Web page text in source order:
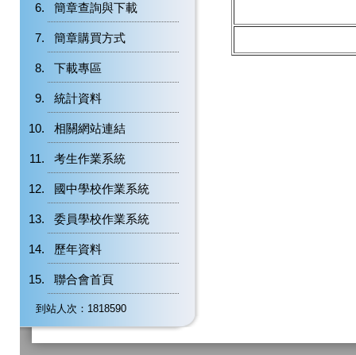
簡章查詢與下載
簡章購買方式
下載專區
統計資料
相關網站連結
考生作業系統
國中學校作業系統
委員學校作業系統
歷年資料
聯合會首頁
到站人次：1818590